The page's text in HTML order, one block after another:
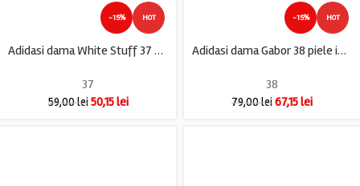
-15% HOT
Adidasi dama White Stuff 37 piele intoarsa , bleumarin
37
59,00lei 50,15lei
-15% HOT
Adidasi dama Gabor 38 piele intoarsa , gri
38
79,00lei67,15lei